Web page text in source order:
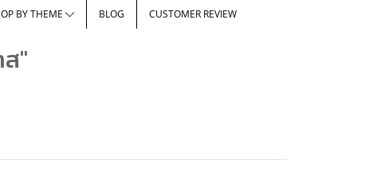
BY THEME BLOG CUSTOMER REVIEW
"